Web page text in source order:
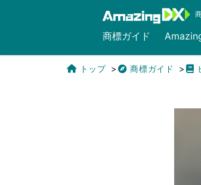
商標ガイド
トップ 商標ガイド